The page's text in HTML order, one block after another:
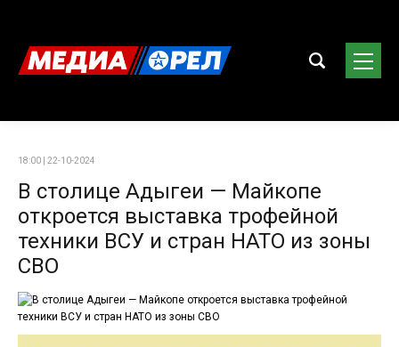
18:00 | 22-10-2024
В столице Адыгеи — Майкопе
откроется выставка трофейной
техники ВСУ и стран НАТО из зоны
СВО